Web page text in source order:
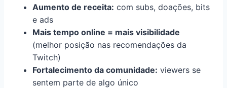
Aumento de receita: com subs, doações, bits
e ads
Mais tempo online = mais visibilidade
(melhor posição nas recomendações da
Twitch)
Fortalecimento da comunidade: viewers se
sentem parte de algo único